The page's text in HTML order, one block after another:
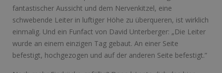
fantastischer Aussicht und dem Nervenkitzel, eine
schwebende Leiter in luftiger Höhe zu überqueren, ist wirklich
einmalig. Und ein Funfact von David Unterberger: „Die Leiter
wurde an einem einzigen Tag gebaut. An einer Seite
befestigt, hochgezogen und auf der anderen Seite befestigt.”